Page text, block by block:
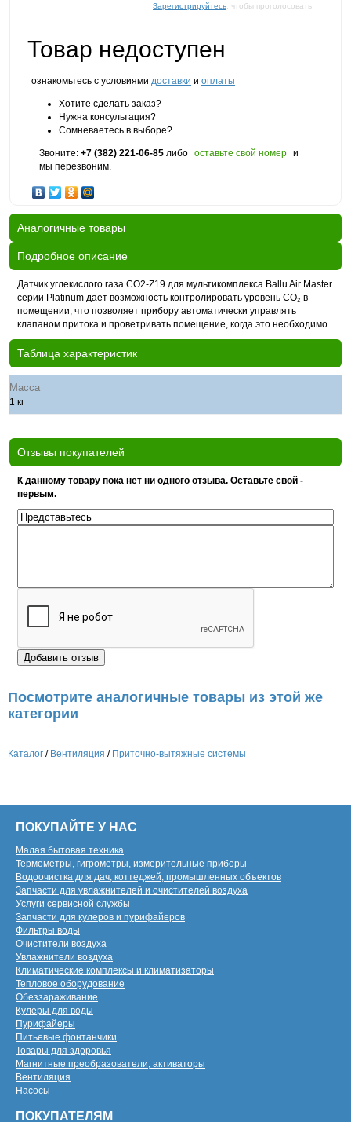
Зарегистрируйтесь , чтобы проголосовать
Товар недоступен
ознакомьтесь с условиями доставки и оплаты
Хотите сделать заказ?
Нужна консультация?
Сомневаетесь в выборе?
Звоните: +7 (382) 221-06-85 либо оставьте свой номер и
мы перезвоним.
Аналогичные товары
Подробное описание
Датчик углекислого газа CO2-Z19 для мультикомплекса Ballu Air Master
серии Platinum дает возможность контролировать уровень CO₂ в
помещении, что позволяет прибору автоматически управлять
клапаном притока и проветривать помещение, когда это необходимо.
Таблица характеристик
Масса
1 кг
Отзывы покупателей
К данному товару пока нет ни одного отзыва. Оставьте свой -
первым.
Посмотрите аналогичные товары из этой же
категории
Каталог / Вентиляция / Приточно-вытяжные системы
ПОКУПАЙТЕ У НАС
Малая бытовая техника
Термометры, гигрометры, измерительные приборы
Водоочистка для дач, коттеджей, промышленных объектов
Запчасти для увлажнителей и очистителей воздуха
Услуги сервисной службы
Запчасти для кулеров и пурифайеров
Фильтры воды
Очистители воздуха
Увлажнители воздуха
Климатические комплексы и климатизаторы
Тепловое оборудование
Обеззараживание
Кулеры для воды
Пурифайеры
Питьевые фонтанчики
Товары для здоровья
Магнитные преобразователи, активаторы
Вентиляция
Насосы
ПОКУПАТЕЛЯМ